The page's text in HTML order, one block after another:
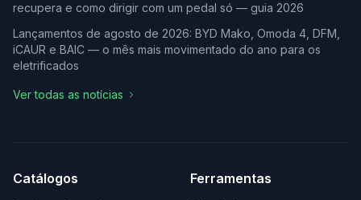
recupera e como dirigir com um pedal só — guia 2026
Lançamentos de agosto de 2026: BYD Mako, Omoda 4, DFM,
iCAUR e BAIC — o mês mais movimentado do ano para os
eletrificados
Ver todas as notícias
Catálogos Ferramentas